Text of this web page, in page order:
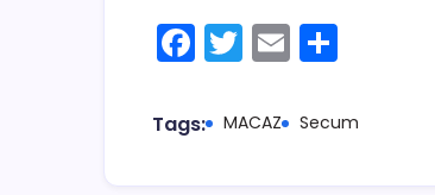
F
a
c
T
w
itt
E
m
ai m
Tags: MACAZ Secum